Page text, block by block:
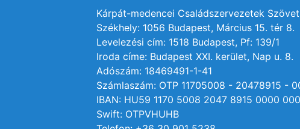
Kárpát-medencei Családszervezetek
Székhely: 1056 Budapest, Március 15. tér 8.
Levelezési cím: 1518 Budapest, Pf: 139/1
Iroda címe: Budapest XXI. kerület, Nap u. 8.
Adószám: 18469491-1-41
Számlaszám: OTP 11705008 - 20478915 -
IBAN: HU59 1170 5008 2047 8915 0000
Swift: OTPVHUHB